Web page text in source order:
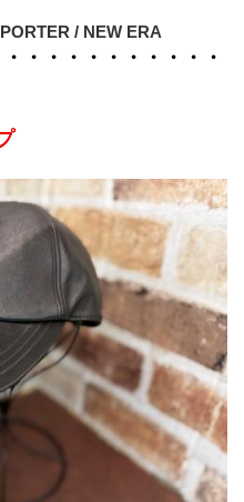
/ NEW ERA
・・・・・・・・・・